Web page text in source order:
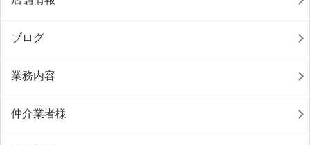
ブログ
業務内容
仲介業者様